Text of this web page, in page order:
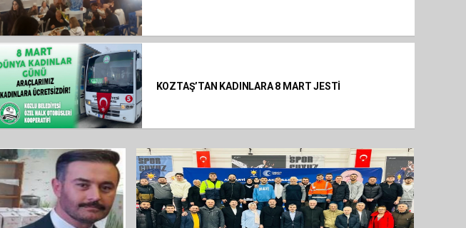
KOZTAŞ’TAN KADINLARA 8 MART JESTİ